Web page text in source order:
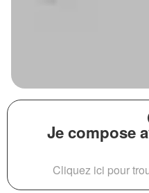
Je compose
Cliquez ici pour